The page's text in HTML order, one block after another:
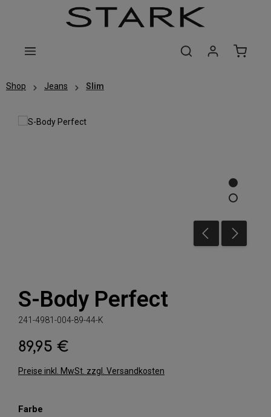
Zum Hauptinhalt springen
Shop Jeans Slim
S-Body Perfect
241-4981-004-89-44-K
Regulärer Preis:
89,95 €
Preise inkl. MwSt. zzgl. Versandkosten
Farbe